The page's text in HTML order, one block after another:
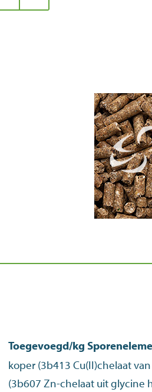
Toegevoegd/kg
koper (3b413 Cu(II)chelaat
(3b607 Zn-chelaat uit glycine